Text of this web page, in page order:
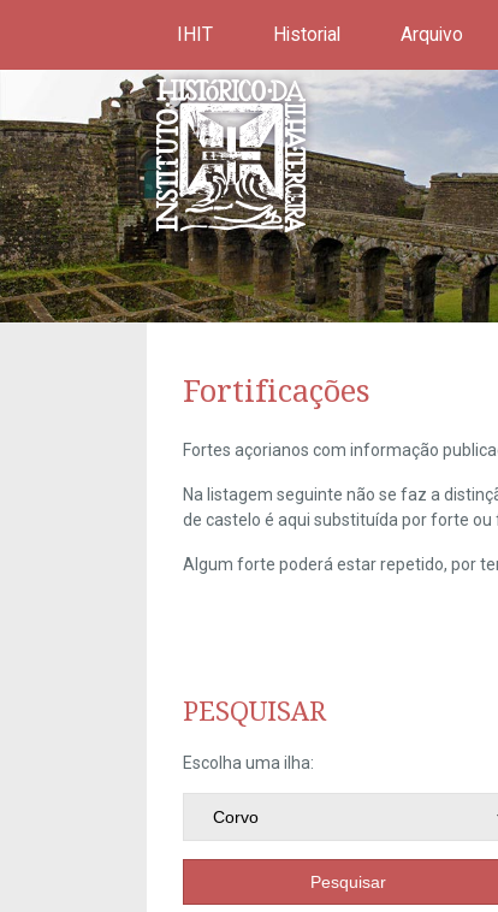
IHIT Historial Arquivo
Fortificações
Fortes açorianos com informação
Na listagem seguinte não se faz a
de castelo é aqui substituída por forte ou
Algum forte poderá estar repetido, por
PESQUISAR
Escolha uma ilha:
Pesquisar